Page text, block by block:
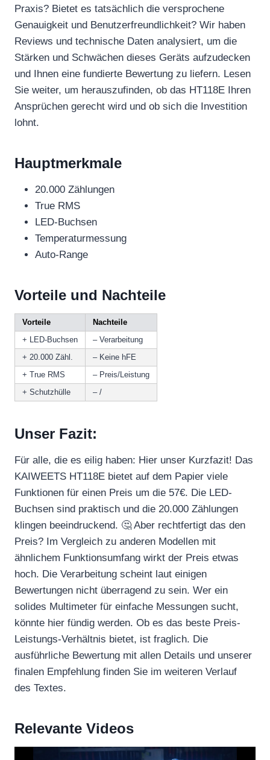
Praxis? Bietet es tatsächlich die versprochene
Genauigkeit und Benutzerfreundlichkeit? Wir haben
Reviews und technische Daten analysiert, um die
Stärken und Schwächen dieses Geräts aufzudecken
und Ihnen eine fundierte Bewertung zu liefern. Lesen
Sie weiter, um herauszufinden, ob das HT118E Ihren
Ansprüchen gerecht wird und ob sich die Investition
lohnt.
Hauptmerkmale
20.000 Zählungen
True RMS
LED-Buchsen
Temperaturmessung
Auto-Range
Vorteile und Nachteile
Vorteile
Nachteile
+ LED-Buchsen
– Verarbeitung
+ 20.000 Zähl.
– Keine hFE
+ True RMS
– Preis/Leistung
+ Schutzhülle
– /
Unser Fazit:
Für alle, die es eilig haben: Hier unser Kurzfazit! Das
KAIWEETS HT118E bietet auf dem Papier viele
Funktionen für einen Preis um die 57€. Die LED-
Buchsen sind praktisch und die 20.000 Zählungen
klingen beeindruckend. 🤔 Aber rechtfertigt das den
Preis? Im Vergleich zu anderen Modellen mit
ähnlichem Funktionsumfang wirkt der Preis etwas
hoch. Die Verarbeitung scheint laut einigen
Bewertungen nicht überragend zu sein. Wer ein
solides Multimeter für einfache Messungen sucht,
könnte hier fündig werden. Ob es das beste Preis-
Leistungs-Verhältnis bietet, ist fraglich. Die
ausführliche Bewertung mit allen Details und unserer
finalen Empfehlung finden Sie im weiteren Verlauf
des Textes.
Relevante Videos